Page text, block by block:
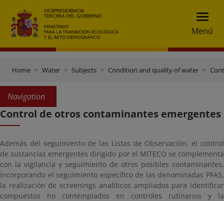
Menú
Home Water Subjects Condition and quality of water
Navigation
Control de otros contaminantes emergentes
Además del seguimiento de las Listas de Observación, el control
de sustancias emergentes dirigido por el MITECO se complementa
con la vigilancia y seguimiento de otros posibles contaminantes,
incorporando el seguimiento específico de las denominadas PFAS,
la realización de screenings analíticos ampliados para identificar
compuestos no contemplados en controles rutinarios y la